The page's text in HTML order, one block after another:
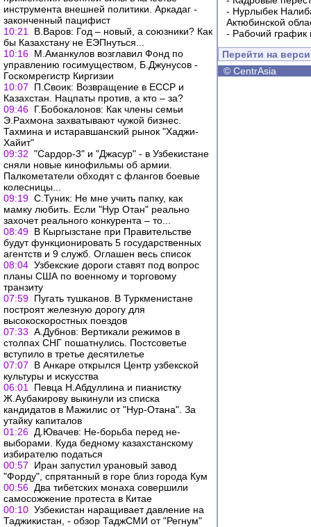
инструмента внешней политики. Аркадаг -
законченный пацифист
10:21
В.Варов: Год – новый, а союзники? Как
бы Казахстану не ЕЭПнуться...
10:16 М.Аманкулов возглавил Фонд по
управлению госимуществом, Б.Джунусов -
Госкомрегистр Киргизии
10:07
П.Своик: Возвращение в ЕССР и
Казахстан. Нацпаты против, а кто – за?
09:46 Г.Бобокалонов: Как члены семьи
Э.Рахмона захватывают чужой бизнес.
Тахмина и истаравшанский рынок "Хаджи-
Хайит"
09:32 "Сардор-3" и "Джасур" - в Узбекистане
сняли новые кинофильмы об армии.
Палкометатели обходят с флангов боевые
колесницы...
09:19 С.Туник: Не мне учить папку, как
мамку любить. Если "Нур Отан" реально
захочет реального конкурента – то...
08:49 В Кыргызстане при Правительстве
будут функционировать 5 государственных
агентств и 9 служб. Оглашен весь список
08:04 Узбекские дороги ставят под вопрос
планы США по военному и торговому
транзиту
07:59 Пугать тушканов. В Туркменистане
построят железную дорогу для
высокоскоростных поездов
07:33 А.Дубнов: Вертикали режимов в
столпах СНГ пошатнулись. Постсоветье
вступило в третье десятилетье
07:07
В Анкаре открылся Центр узбекской
культуры и искусства
06:01
Певца Н.Абдуллина и пианистку
Ж.Аубакирову выкинули из списка
кандидатов в Мажилис от "Нур-Отана". За
утайку капиталов
01:26 Д.Ювачев: Не-борьба перед не-
выборами. Куда бедному казахстанскому
избирателю податься
00:57
Иран запустил урановый завод
"Форду", спрятанный в горе близ города Кум
00:56 Два тибетских монаха совершили
самосожжение протеста в Китае
00:10 Узбекистан наращивает давление на
Таджикистан, - обзор ТаджСМИ от "Регнум"
- Нурлыбек
Актюбинской
- Рабочий график
Перейти на
© CentrAsia